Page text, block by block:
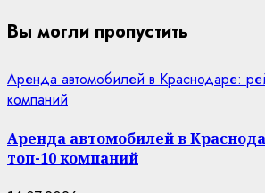
Вы могли пропустить
Аренда автомобилей в Краснодаре:
компаний
Аренда автомобилей в
топ-10 компаний